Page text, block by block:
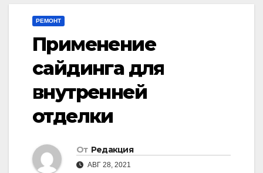
РЕМОНТ
Применение
сайдинга для
внутренней
отделки
От Редакция
АВГ 28, 2021